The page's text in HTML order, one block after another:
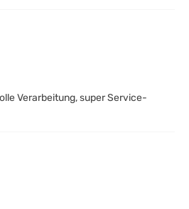
Verarbeitung, super Service-